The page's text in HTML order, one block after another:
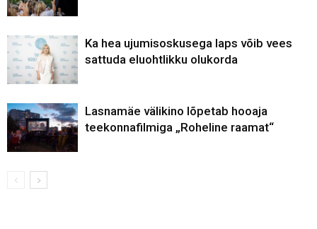
Ka hea ujumisoskusega laps võib vees
sattuda eluohtlikku olukorda
Lasnamäe välikino lõpetab hooaja
teekonnafilmiga „Roheline raamat“